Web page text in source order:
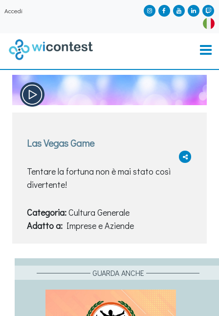
Accedi
Las Vegas Game
Tentare la fortuna non è mai stato così
divertente!
Categoria:Cultura Generale
Adatto a: Imprese e Aziende
GUARDA ANCHE